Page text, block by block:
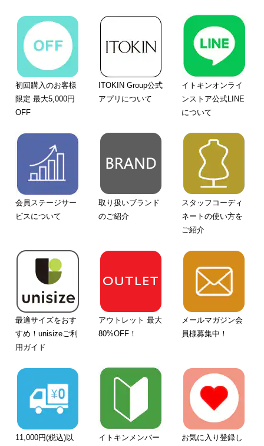
初回購入のお客様
限定 最大5,000円
OFF
ITOKIN Group公式
アプリについて
イトキンオンライ
ンストア公式LINE
について
会員ステージサー
ビスについて
取り扱いブランド
のご紹介
スタッフコーディ
ネートの使い方を
ご紹介
最適サイズをおす
すめ！unisizeご利
用ガイド
アウトレット 最大
80%OFF！
メールマガジン会
員様募集中！
11,000円(税込)以
イトキンメンバー
お気に入り登録し